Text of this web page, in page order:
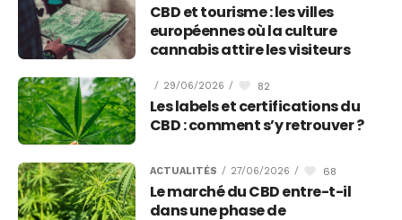
CBD et tourisme : les villes
européennes où la culture
cannabis attire les visiteurs
/ 29/06/2026 / 82
Les labels et certifications du
CBD : comment s’y retrouver ?
ACTUALITÉS / 27/06/2026 / 68
Le marché du CBD entre-t-il
dans une phase de